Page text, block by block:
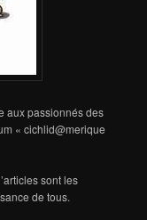
aux passionnés des
« cichlid@merique
sont les
de tous.